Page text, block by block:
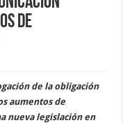
de
de la obligación
aumentos de
nueva legislación en